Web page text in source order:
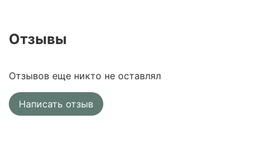
Отзывы
Отзывов еще никто не оставлял
Написать отзыв